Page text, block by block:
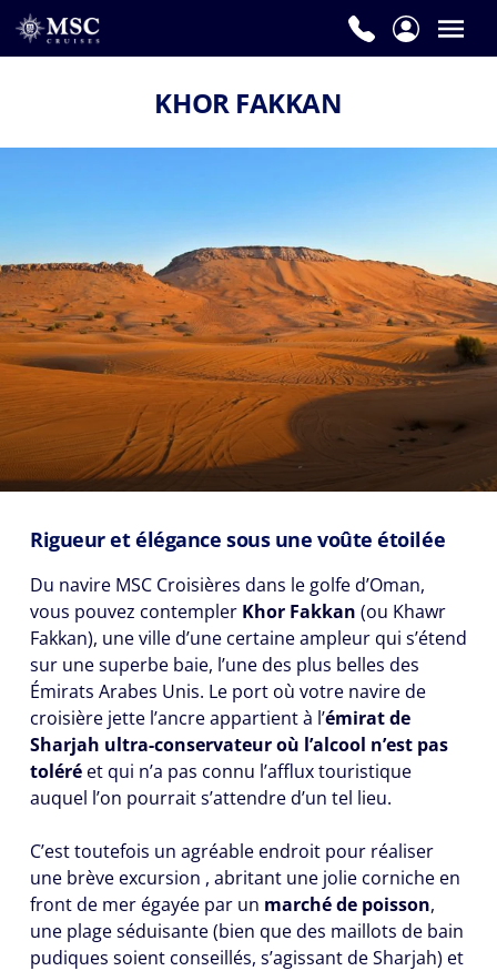
KHOR FAKKAN
Rigueur et élégance sous une voûte étoilée
Du navire MSC Croisières dans le golfe d’Oman,
vous pouvez contempler Khor Fakkan (ou Khawr
Fakkan), une ville d’une certaine ampleur qui s’étend
sur une superbe baie, l’une des plus belles des
Émirats Arabes Unis. Le port où votre navire de
croisière jette l’ancre appartient à l’émirat de
Sharjah ultra-conservateur où l’alcool n’est pas
toléré et qui n’a pas connu l’afflux touristique
auquel l’on pourrait s’attendre d’un tel lieu.
C’est toutefois un agréable endroit pour réaliser
une brève excursion , abritant une jolie corniche en
front de mer égayée par un marché de poisson,
une plage séduisante (bien que des maillots de bain
pudiques soient conseillés, s’agissant de Sharjah) et